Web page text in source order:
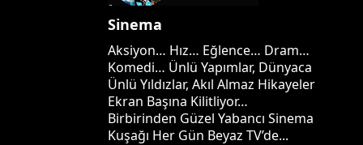
Sinema
Aksiyon… Hız… Eğlence… Dram…
Komedi… Ünlü Yapımlar, Dünyaca
Ünlü Yıldızlar, Akıl Almaz Hikayeler
Ekran Başına Kilitliyor…
Birbirinden Güzel Yabancı Sinema
Kuşağı Her Gün Beyaz TV’de...